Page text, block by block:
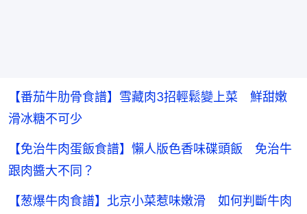
【番茄牛肋骨食譜】雪藏肉3招輕鬆變上菜 鮮甜嫩
滑冰糖不可少
【免治牛肉蛋飯食譜】懶人版色香味碟頭飯 免治牛
跟肉醬大不同？
【葱爆牛肉食譜】北京小菜惹味嫩滑 如何判斷牛肉